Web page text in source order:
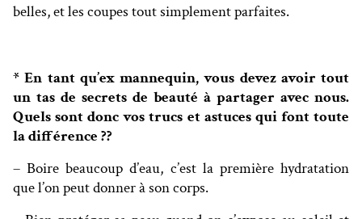
belles, et les coupes tout simplement parfaites.
* En tant qu’ex mannequin, vous devez avoir tout
un tas de secrets de beauté à partager avec nous.
Quels sont donc vos trucs et astuces qui font toute
la différence ??
– Boire beaucoup d’eau, c’est la première hydratation
que l’on peut donner à son corps.